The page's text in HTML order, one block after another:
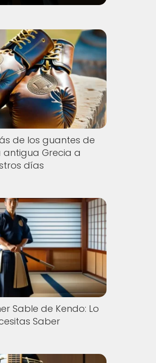
de los guantes de
antigua Grecia a
días
Sable de Kendo: Lo
Saber